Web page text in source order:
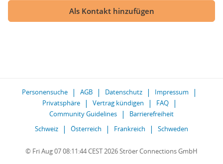
Als Kontakt hinzufügen
Personensuche AGB Datenschutz
Impressum
Privatsphäre
Vertrag kündigen
FAQ
Community Guidelines
Barrierefreiheit
Schweiz
Österreich Frankreich Schweden
© Fri Aug 07 08:11:44 CEST 2026 Ströer Connections GmbH